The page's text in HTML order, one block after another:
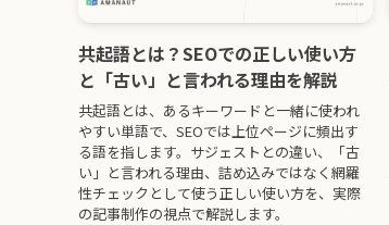
共起語とは？SEOでの正しい使い方
と「古い」と言われる理由を解説
共起語とは、あるキーワードと一緒に使われ
やすい単語で、SEOでは上位ページに頻出す
る語を指します。サジェストとの違い、「古
い」と言われる理由、詰め込みではなく網羅
性チェックとして使う正しい使い方を、実際
の記事制作の視点で解説します。